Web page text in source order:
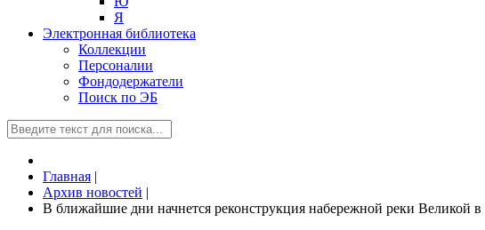
Я
Электронная библиотека
Коллекции
Персоналии
Фондодержатели
Поиск по ЭБ
Главная |
Архив новостей |
В ближайшие дни начнется реконструкция набережной реки Великой в